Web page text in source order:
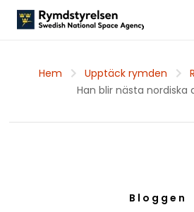
Hem Upptäck rymden
Han blir nästa nordiska
Bloggen